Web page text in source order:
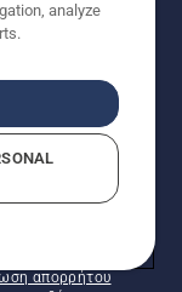
παντός
απορρήτου
analyze